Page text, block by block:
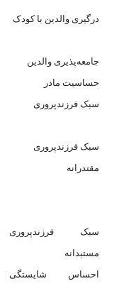
درگیری والدین با کودک
جامعه‌پذیری والدین
حساسیت مادر
سبک فرزندپروری
سبک فرزندپروری
مقتدرانه
سبک فرزندپروری
مستبدانه
احساس شایستگی